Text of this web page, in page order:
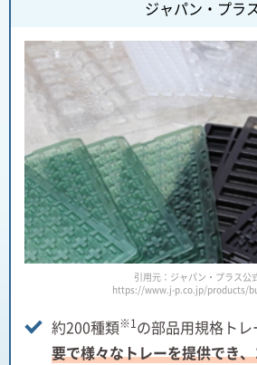
ジャパン・プラ
引用元：ジャパン・プラス公
https://www.j-p.co.jp/products/
約200種類※1の部品用規格トレ
要で様々なトレーを提供でき